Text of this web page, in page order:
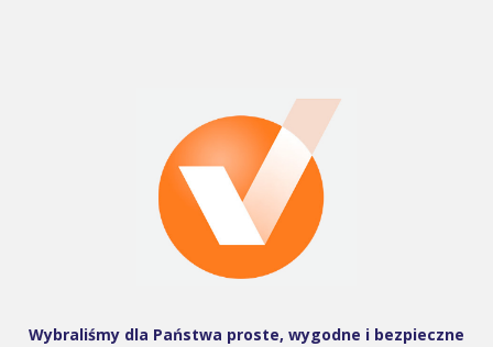
Wybraliśmy dla Państwa proste, wygodne i bezpieczne